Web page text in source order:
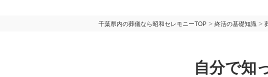
千葉県内の葬儀なら昭和セレモニーTOP > 終活の基礎知識 >
自分で知